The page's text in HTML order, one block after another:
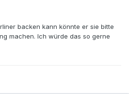
backen kann könnte er sie bitte
machen. Ich würde das so gerne